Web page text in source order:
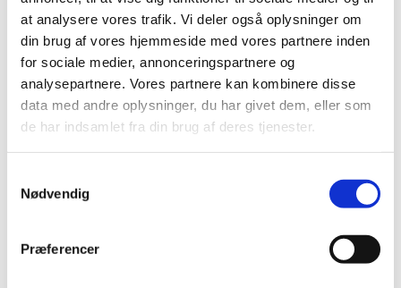
at analysere vores trafik. Vi deler også oplysninger om
din brug af vores hjemmeside med vores partnere inden
for sociale medier, annonceringspartnere og
analysepartnere. Vores partnere kan kombinere disse
data med andre oplysninger, du har givet dem, eller som
de har indsamlet fra din brug af deres tjenester.
Nødvendig
Præferencer
og gør sig umage. Den ekstraordinære indsats skal
selvfølgelig belønnes, for vi skal som samfund turde hylde
dem, der kan noget særligt og gør en ekstra indsats, siger
minister for byer og landdistrikter Morten Dahlin.
gymnasieuddannelse, epx, fra foråret 2025.